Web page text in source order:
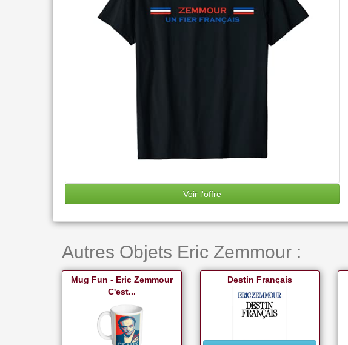
Voir l'offre
Autres Objets Eric Zemmour :
Mug Fun - Eric Zemmour
C'est...
Destin Français